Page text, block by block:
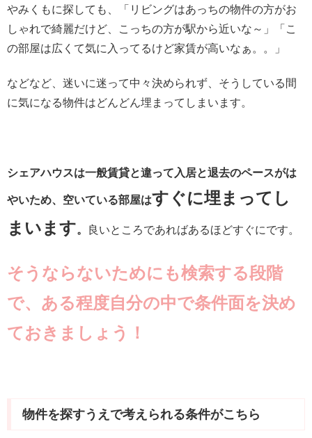
やみくもに探しても、「リビングはあっちの物件の方がお
しゃれで綺麗だけど、こっちの方が駅から近いな～」「こ
の部屋は広くて気に入ってるけど家賃が高いなぁ。。」
などなど、迷いに迷って中々決められず、そうしている間
に気になる物件はどんどん埋まってしまいます。
シェアハウスは一般賃貸と違って入居と退去のペースがは
やいため、空いている部屋はすぐに埋まってし
まいます。 良いところであればあるほどすぐにです。
そうならないためにも検索する段階
で、ある程度自分の中で条件面を決め
ておきましょう！
物件を探すうえで考えられる条件がこちら